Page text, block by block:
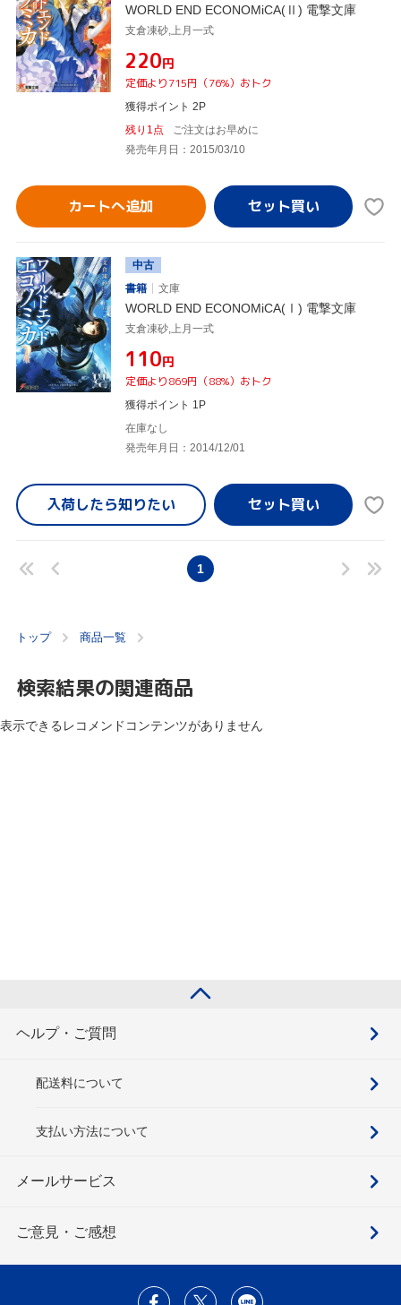
WORLD END ECONOMiCA(Ⅱ) 電撃文庫
支倉凍砂,上月一式
¥220円
定価より715円（76%）おトク
獲得ポイント 2P
残り1点
ご注文はお早めに
発売年月日：2015/03/10
カートへ追加
中古
書籍
文庫
WORLD END ECONOMiCA(Ⅰ) 電撃文庫
支倉凍砂,上月一式
¥110円
定価より869円（88%）おトク
獲得ポイント 1P
在庫なし
発売年月日：2014/12/01
入荷したら知りたい
1
トップ 商品一覧
検索結果の関連商品
表示できるレコメンドコンテンツがありません
ヘルプ・ご質問
配送料について
支払い方法について
メールサービス
ご意見・ご感想